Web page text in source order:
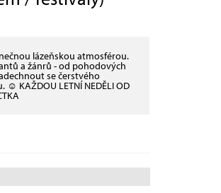
lázeňskou atmosférou.
a žánrů - od pohodových
se čerstvého
KAŽDOU LETNÍ NEDĚLI OD